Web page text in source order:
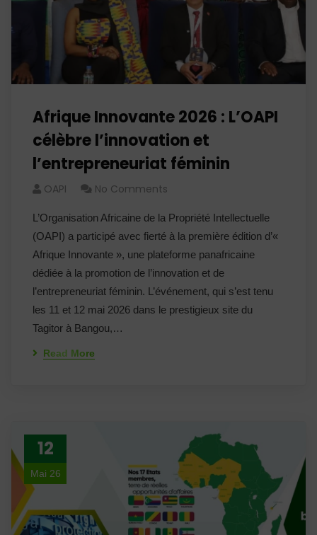
Afrique Innovante 2026 : L’OAPI
célèbre l’innovation et
l’entrepreneuriat féminin
OAPI No Comments
L’Organisation Africaine de la Propriété Intellectuelle
(OAPI) a participé avec fierté à la première édition d’«
Afrique Innovante », une plateforme panafricaine
dédiée à la promotion de l’innovation et de
l’entrepreneuriat féminin. L’événement, qui s’est tenu
les 11 et 12 mai 2026 dans le prestigieux site du
Tagitor à Bangou,…
Read More
12
Mai 26